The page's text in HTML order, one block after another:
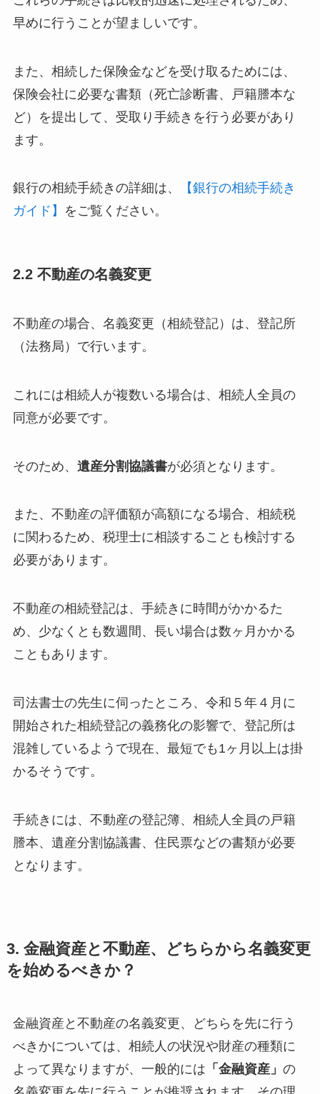
早めに行うことが望ましいです。
また、相続した保険金などを受け取るためには、
保険会社に必要な書類（死亡診断書、戸籍謄本な
ど）を提出して、受取り手続きを行う必要があり
ます。
銀行の相続手続きの詳細は、
【銀行の相続手続き
ガイド】
をご覧ください。
2.2 不動産の名義変更
不動産の場合、名義変更（相続登記）は、登記所
（法務局）で行います。
これには相続人が複数いる場合は、相続人全員の
同意が必要です。
そのため、 遺産分割協議書が必須となります。
また、不動産の評価額が高額になる場合、相続税
に関わるため、税理士に相談することも検討する
必要があります。
不動産の相続登記は、手続きに時間がかかるた
め、少なくとも数週間、長い場合は数ヶ月かかる
こともあります。
司法書士の先生に伺ったところ、令和５年４月に
開始された相続登記の義務化の影響で、登記所は
混雑しているようで現在、最短でも1ヶ月以上は掛
かるそうです。
手続きには、不動産の登記簿、相続人全員の戸籍
謄本、遺産分割協議書、住民票などの書類が必要
となります。
3. 金融資産と不動産、どちらから名義変更
を始めるべきか？
金融資産と不動産の名義変更、どちらを先に行う
べきかについては、相続人の状況や財産の種類に
よって異なりますが、一般的には 「金融資産」 の